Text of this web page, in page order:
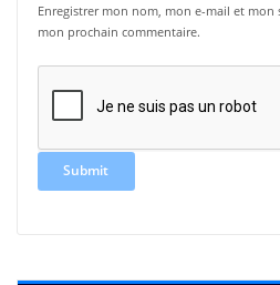
Enregistrer mon nom, mon e-mail et
mon prochain commentaire.